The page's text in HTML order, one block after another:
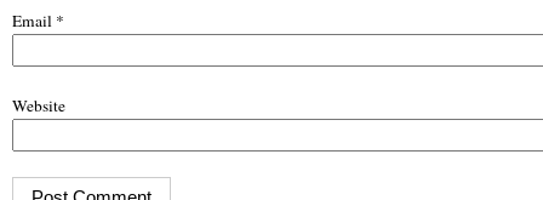
Email *
Website